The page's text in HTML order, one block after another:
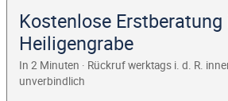
Kostenlose Erstberatung
Heiligengrabe
In 2 Minuten · Rückruf werktags i. d. R.
unverbindlich